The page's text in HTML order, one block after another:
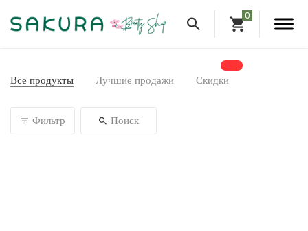
Все продукты Лучшие продажи Скидки
Фильтр Поиск